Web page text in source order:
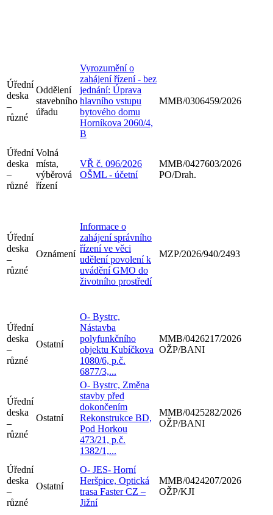
Úřední
deska
–
různé
Oddělení
stavebního
úřadu
Vyrozumění o
zahájení řízení - bez
jednání: Úprava
hlavního vstupu
bytového domu
Horníkova 2060/4,
B
MMB/0306459/2026
Úřední
deska
–
různé
Volná
místa,
výběrová
řízení
VŘ č. 096/2026
OŠML - účetní
MMB/0427603/2026
PO/Drah.
Úřední
deska
–
různé
Oznámení
Informace o
zahájení správního
řízení ve věci
udělení povolení k
uvádění GMO do
životního prostředí
MZP/2026/940/2493
Úřední
deska
–
různé
Ostatní
O- Bystrc,
Nástavba
polyfunkčního
objektu Kubíčkova
1080/6, p.č.
6877/3,...
MMB/0426217/2026
OŽP/BANI
Úřední
deska
–
různé
Ostatní
O- Bystrc, Změna
stavby před
dokončením
Rekonstrukce BD,
Pod Horkou
473/21, p.č.
1382/1,...
MMB/0425282/2026
OŽP/BANI
Úřední
deska
–
různé
Ostatní
O- JES- Horní
Heršpice, Optická
trasa Faster CZ –
Jižní
MMB/0424207/2026
OŽP/KJI